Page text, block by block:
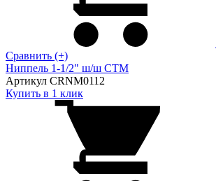
Сравнить (+)
Ниппель 1-1/2" ш/ш CTM
Артикул CRNM0112
Купить в 1 клик